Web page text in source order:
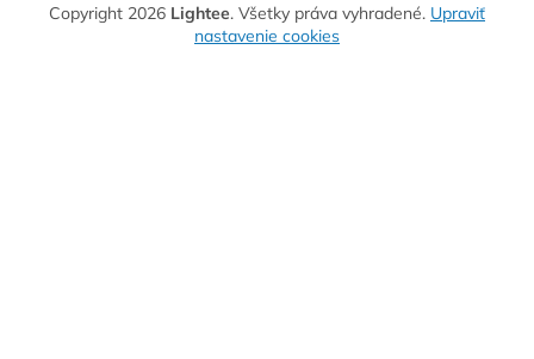
Copyright 2026 Lightee. Všetky práva vyhradené. Upraviť
nastavenie cookies